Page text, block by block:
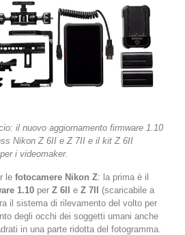
il nuovo aggiornamento firmware 1.10
Nikon Z 6II e Z 7II e il kit Z 6II
i videomaker.
le fotocamere Nikon Z: la prima è il
1.10 per Z 6II e Z 7II (scaricabile a
il sistema di rilevamento del volto per
degli occhi dei soggetti umani anche
in una parte ridotta del fotogramma.